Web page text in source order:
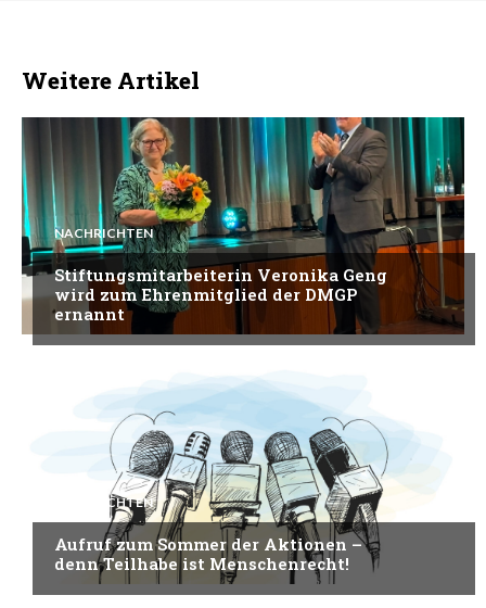
Weitere Artikel
NACHRICHTEN
Stiftungsmitarbeiterin Veronika Geng
wird zum Ehrenmitglied der DMGP
ernannt
NACHRICHTEN
Aufruf zum Sommer der Aktionen –
denn Teilhabe ist Menschenrecht!